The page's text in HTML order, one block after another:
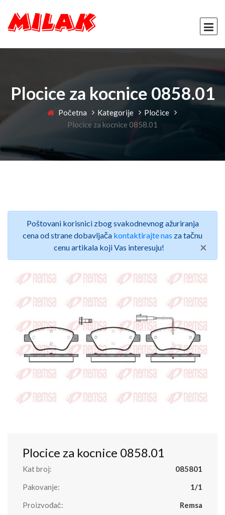
Plocice za kocnice 0858.01
Početna Kategorije
Pločice
Plocice za kocnice 0858.01
Poštovani korisnici zbog svakodnevnog ažuriranja
cena od strane dobavljača kontaktirajte nas za tačnu
cenu artikala koji Vas interesuju!
×
Plocice za kocnice 0858.01
Kat broj:
085801
Pakovanje:
1/1
Proizvođač:
Remsa